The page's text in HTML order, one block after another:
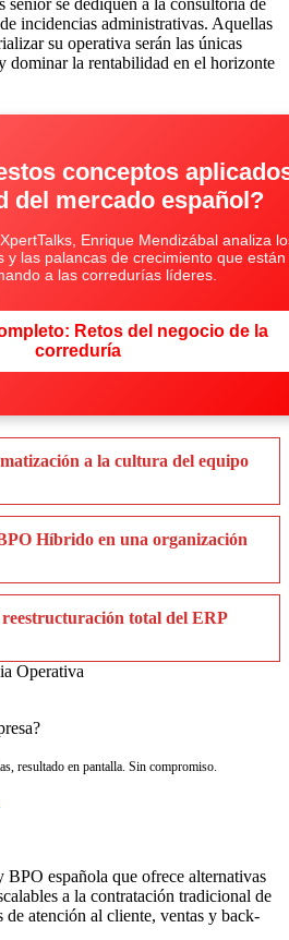
senior se dediquen a la consultoría de
incidencias administrativas. Aquellas
su operativa serán las únicas
dominar la rentabilidad en el horizonte
conceptos
del mercado español?
Enrique Mendizábal analiza
y las palancas de crecimiento que están
a las corredurías líderes.
Retos del negocio de la
correduría
a la cultura del equipo
Híbrido en una organización
total del ERP
Operativa
resultado en pantalla. Sin compromiso.
BPO española que ofrece alternativas
a la contratación tradicional de
de atención al cliente, ventas y back-